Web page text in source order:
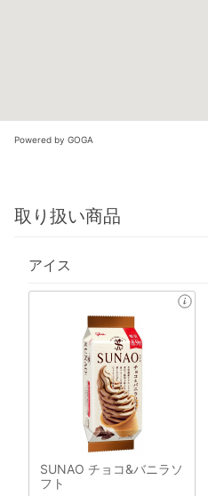
Powered by GOGA
取り扱い商品
アイス
SUNAO チョコ&バニラソ
フト